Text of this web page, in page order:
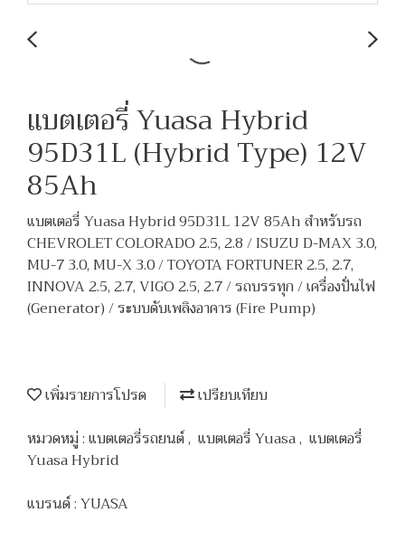
แบตเตอรี่ Yuasa Hybrid
95D31L (Hybrid Type) 12V
85Ah
แบตเตอรี่ Yuasa Hybrid 95D31L 12V 85Ah สำหรับรถ
CHEVROLET COLORADO 2.5, 2.8 / ISUZU D-MAX 3.0,
MU-7 3.0, MU-X 3.0 / TOYOTA FORTUNER 2.5, 2.7,
INNOVA 2.5, 2.7, VIGO 2.5, 2.7 / รถบรรทุก / เครื่องปั่นไฟ
(Generator) / ระบบดับเพลิงอาคาร (Fire Pump)
เพิ่มรายการโปรด
เปรียบเทียบ
หมวดหมู่ :แบตเตอรี่รถยนต์, แบตเตอรี่ Yuasa, แบตเตอรี่
Yuasa Hybrid
แบรนด์ :YUASA